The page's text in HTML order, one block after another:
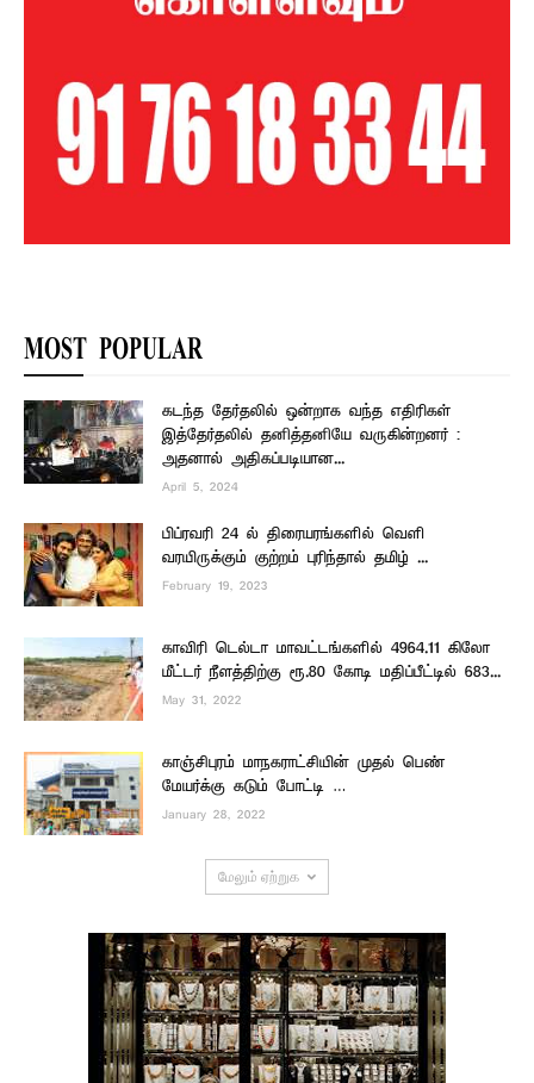
MOST POPULAR
கடந்த தேர்தலில் ஒன்றாக வந்த எதிரிகள்
இத்தேர்தலில் தனித்தனியே வருகின்றனர் :
அதனால் அதிகப்படியான...
April 5, 2024
பிப்ரவரி 24 ல் திரையரங்களில் வெளி
வரயிருக்கும் குற்றம் புரிந்தால் தமிழ் ...
February 19, 2023
காவிரி டெல்டா மாவட்டங்களில் 4964.11 கிலோ
மீட்டர் நீளத்திற்கு ரூ.80 கோடி மதிப்பீட்டில் 683...
May 31, 2022
காஞ்சிபுரம் மாநகராட்சியின் முதல் பெண்
மேயர்க்கு கடும் போட்டி …
January 28, 2022
மேலும் ஏற்றுக